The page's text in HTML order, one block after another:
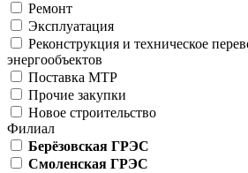
Ремонт
Эксплуатация
Реконструкция и техническое
энергообъектов
Поставка МТР
Прочие закупки
Новое строительство
Филиал
Берёзовская ГРЭС
Смоленская ГРЭС